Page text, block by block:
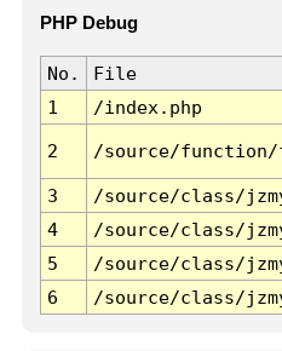
PHP Debug
No. File
1
/index.php
2 /source/function/
3 /source/class/
4
/source/class/
5
/source/class/
6
/source/class/